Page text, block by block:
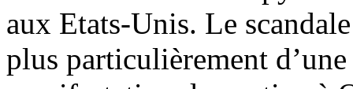
aux Etats-Unis. Le
plus particulièrement